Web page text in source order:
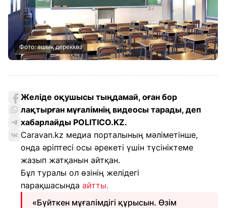
Фото: ашық дереккөз
Желіде оқушысы тыңдамай, оған бор
лақтырған мұғалімнің видеосы тарады, деп
хабарлайды POLITICO.KZ.
Caravan.kz медиа порталының мәліметінше,
онда әріптесі осы әрекеті үшін түсініктеме
жазып жатқанын айтқан.
Бұл туралы ол өзінің желідегі
парақшасында айтты.
«Бүйткен мұғалімдігі құрысын. Өзім